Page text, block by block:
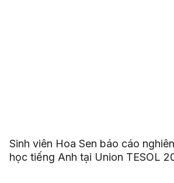
Sinh viên Hoa Sen báo cáo
học tiếng Anh tại Union TESOL